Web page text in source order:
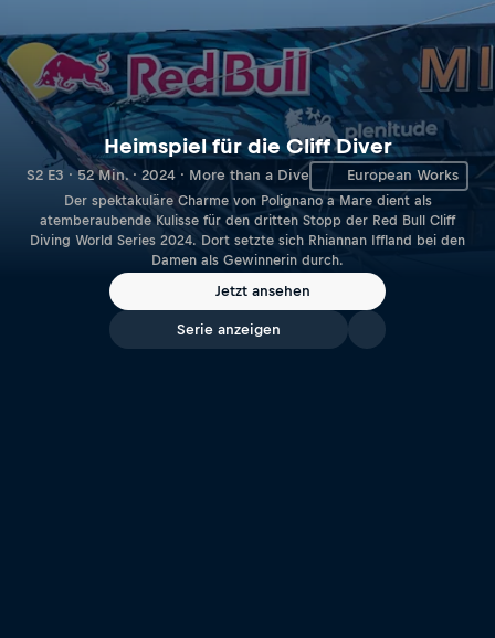
Heimspiel für die Cliff Diver
S2 E3 · 52 Min. · 2024 · More than a Dive European Works
Der spektakuläre Charme von Polignano a Mare dient als
atemberaubende Kulisse für den dritten Stopp der Red Bull Cliff
Diving World Series 2024. Dort setzte sich Rhiannan Iffland bei den
Damen als Gewinnerin durch.
Jetzt ansehen
Serie anzeigen